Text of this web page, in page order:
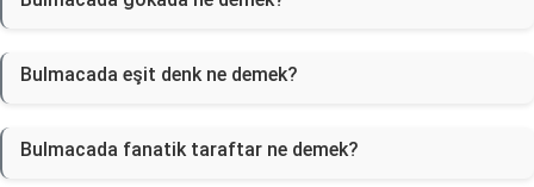
Bulmacada eşit denk ne demek?
Bulmacada fanatik taraftar ne demek?